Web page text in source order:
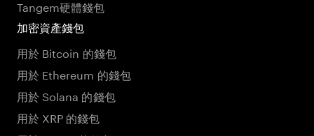
Tangem硬體錢包
加密資產錢包
用於 Bitcoin 的錢包
用於 Ethereum 的錢包
用於 Solana 的錢包
用於 XRP 的錢包